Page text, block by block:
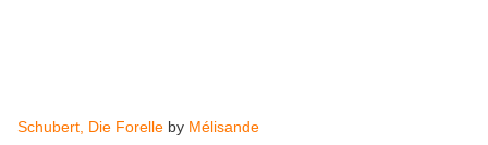
Schubert, Die Forelle by Mélisande